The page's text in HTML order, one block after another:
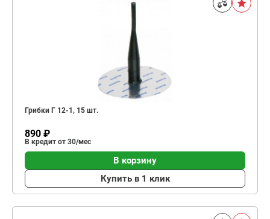
Грибки Г 12-1, 15 шт.
890 ₽
В кредит от 30/мес
В корзину
Купить в 1 клик